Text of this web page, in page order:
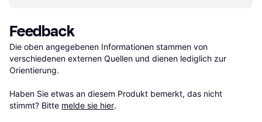
Feedback
Die oben angegebenen Informationen stammen von
verschiedenen externen Quellen und dienen lediglich zur
Orientierung.
Haben Sie etwas an diesem Produkt bemerkt, das nicht
stimmt? Bitte melde sie hier.